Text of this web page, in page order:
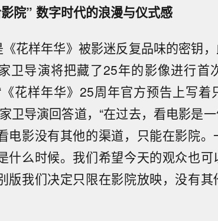
院” 数字时代的浪漫与仪式感
《花样年华》被影迷反复品味的密钥
卫导演将把藏了25年的影像进行首
《花样年华》25周年官方预告上写
卫导演回答道，“在过去，看电影是
电影没有其他的渠道，只能在影院。
什么时候。我们希望今天的观众也可
版我们决定只限在影院放映，没有